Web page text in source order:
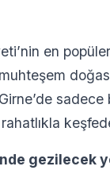
en
gezilecek